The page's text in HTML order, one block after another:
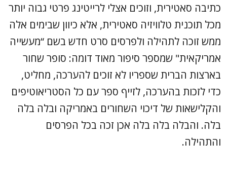
כתיבה סאטירית, וזוכים אצלי לרייטינג פרטי גבוה יותר
מכל תוכנית טלוויזיה סאטירית, אלא כיוון שבימים אלה
ממש זוכה לתהילה ולפרסים סרט חדש בשם “מעשייה
אמריקאית" שמספר סיפור מאוד דומה: סופר שחור
בארצות הברית שספריו לא זוכים להערכה, מחליט,
כדי לזכות בהערכה, לזייף ספר עם כל הסטריאוטיפים
והקלישאות של דיכוי השחורים באמריקה ובלה בלה
בלה. והבלה בלה בלה אכן זכה בכל הפרסים
והתהילה.